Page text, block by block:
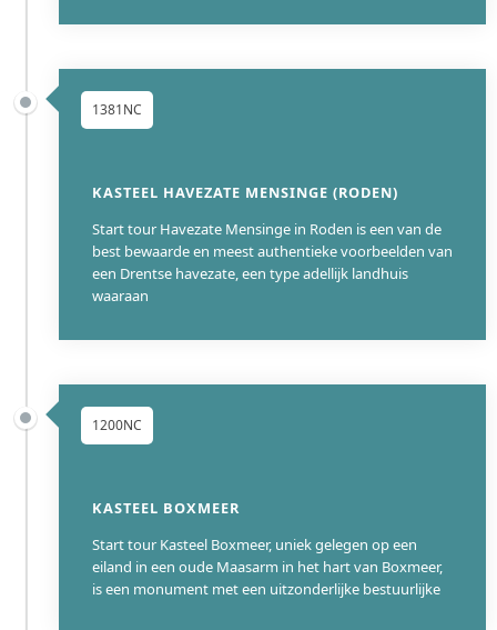
1381NC
KASTEEL HAVEZATE MENSINGE (RODEN)
Start tour Havezate Mensinge in Roden is een van de
best bewaarde en meest authentieke voorbeelden van
een Drentse havezate, een type adellijk landhuis
waaraan
1200NC
KASTEEL BOXMEER
Start tour Kasteel Boxmeer, uniek gelegen op een
eiland in een oude Maasarm in het hart van Boxmeer,
is een monument met een uitzonderlijke bestuurlijke